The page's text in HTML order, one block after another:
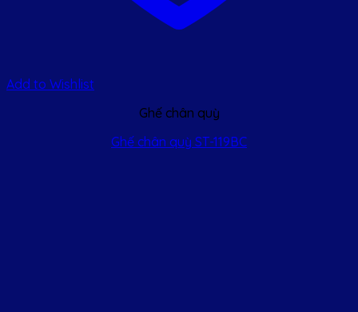
Add to Wishlist
Ghế chân quỳ
Ghế chân quỳ ST-119BC